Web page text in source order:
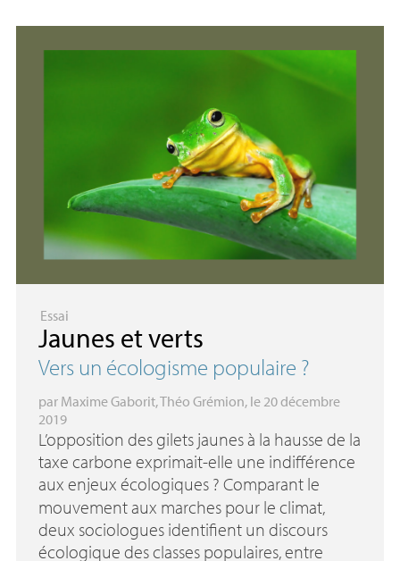
Essai
Jaunes et verts
Vers un écologisme populaire ?
par Maxime Gaborit,Théo Grémion, le 20 décembre
2019
L’opposition des gilets jaunes à la hausse de la
taxe carbone exprimait-elle une indifférence
aux enjeux écologiques ? Comparant le
mouvement aux marches pour le climat,
deux sociologues identifient un discours
écologique des classes populaires, entre